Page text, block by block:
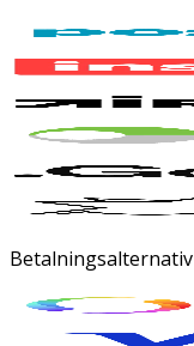
Betalningsalternativ